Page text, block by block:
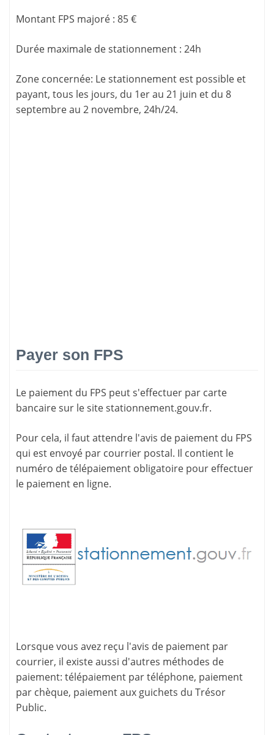
Montant FPS majoré : 85 €
Durée maximale de stationnement : 24h
Zone concernée: Le stationnement est possible et
payant, tous les jours, du 1er au 21 juin et du 8
septembre au 2 novembre, 24h/24.
Payer son FPS
Le paiement du FPS peut s'effectuer par carte
bancaire sur le sitestationnement.gouv.fr.
Pour cela, il faut attendre l'avis de paiement du FPS
qui est envoyé par courrier postal. Il contient le
numéro de télépaiement obligatoire pour effectuer
le paiement en ligne.
Lorsque vous avez reçu l'avis de paiement par
courrier, il existe aussi d'autres méthodes de
paiement: télépaiement par téléphone, paiement
par chèque, paiement aux guichets du Trésor
Public.